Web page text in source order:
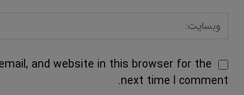
and website in this browser for the
next time I comment.